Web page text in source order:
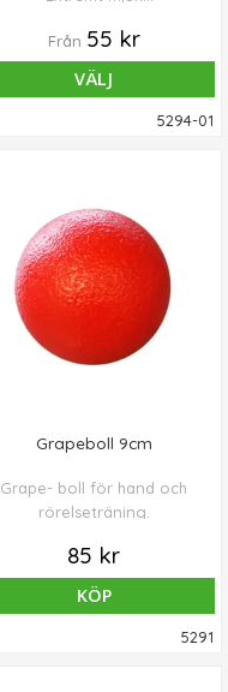
ytterst lite motstånd.
Från 55 kr
VÄLJ
5294-01
Grapeboll 9cm
Grape- boll för hand och
rörelseträning.
85 kr
KÖP
5291